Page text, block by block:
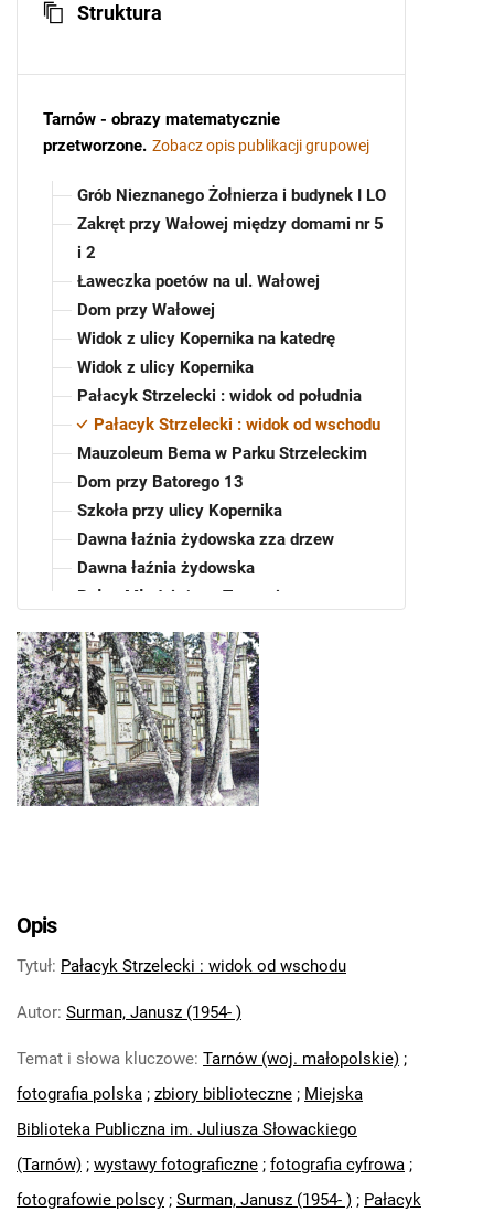
Struktura
Tarnów - obrazy matematycznie
przetworzone. Zobacz opis publikacji grupowej
Grób Nieznanego Żołnierza i budynek I LO
Zakręt przy Wałowej między domami nr 5
i 2
Ławeczka poetów na ul. Wałowej
Dom przy Wałowej
Widok z ulicy Kopernika na katedrę
Widok z ulicy Kopernika
Pałacyk Strzelecki : widok od południa
Pałacyk Strzelecki : widok od wschodu
Mauzoleum Bema w Parku Strzeleckim
Dom przy Batorego 13
Szkoła przy ulicy Kopernika
Dawna łaźnia żydowska zza drzew
Dawna łaźnia żydowska
Pałac Młodzieży w Tarnowie
Nieznanego Żołnierza
Opis
Tytuł: Pałacyk Strzelecki : widok od wschodu
Autor: Surman, Janusz (1954- )
Temat i słowa kluczowe: Tarnów (woj. małopolskie) ;
fotografia polska ; zbiory biblioteczne ; Miejska
Biblioteka Publiczna im. Juliusza Słowackiego
(Tarnów) ; wystawy fotograficzne ; fotografia cyfrowa ;
fotografowie polscy ; Surman, Janusz (1954- ) ; Pałacyk